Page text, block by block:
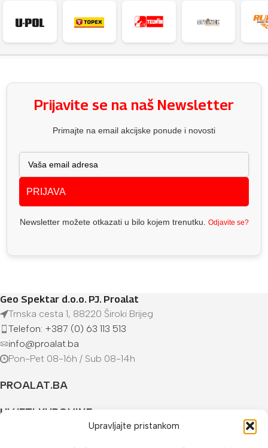
Upravljajte pristankom
Prijavite se na naš Newsletter
Primajte na email akcijske ponude i novosti
PRIJAVA
Newsletter možete otkazati u bilo kojem trenutku. Odjavite se?
Geo Spektar d.o.o. PJ. Proalat
Trnska cesta 1, 88220 Široki Brijeg
Telefon: +387 (0) 63 113 513
info@proalat.ba
Pon-Pet 08-16h / Sub 08-14h
PROALAT.BA
UVJETI KUPOVINE